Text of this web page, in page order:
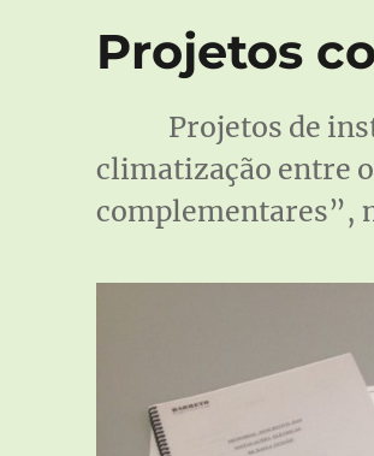
Projetos
Projetos de
climatização entre
complementares”,